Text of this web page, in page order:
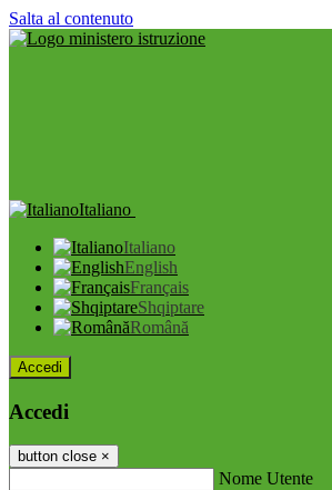
Salta al contenuto
Italiano
Italiano
English
Français
Shqiptare
Română
Accedi
Accedi
button close ×
Nome Utente